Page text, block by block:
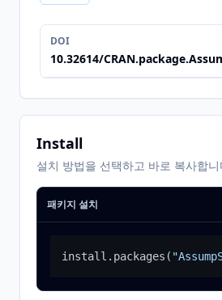
DOI
10.32614/
Install
설치 방법을 선택하고 바로 복사합니
패키지 설치
install.packages (